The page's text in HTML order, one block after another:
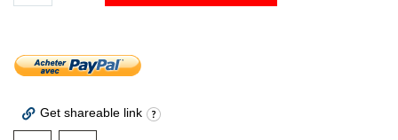
Get shareable link